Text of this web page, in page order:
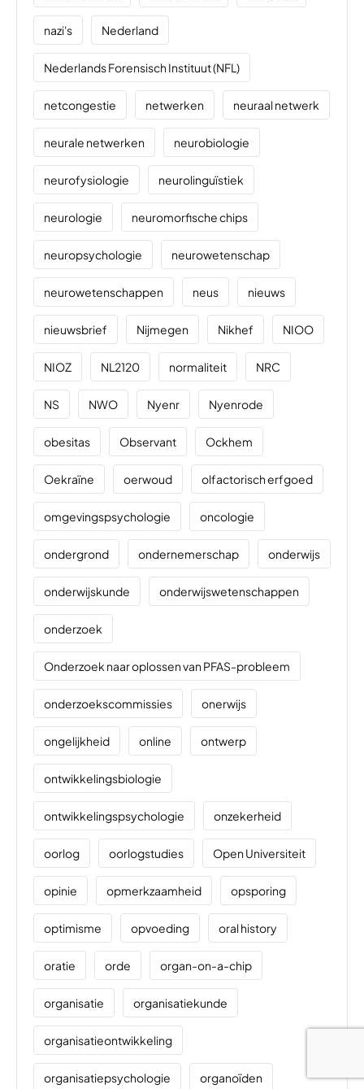
nazi's Nederland
Nederlands Forensisch Instituut (NFL)
netcongestie netwerken neuraal netwerk
neurale netwerken neurobiologie
neurofysiologie neurolinguïstiek
neurologie neuromorfische chips
neuropsychologie neurowetenschap
neurowetenschappen neus nieuws
nieuwsbrief Nijmegen Nikhef NIOO
NIOZ NL2120 normaliteit NRC
NS NWO Nyenr Nyenrode
obesitas Observant Ockhem
Oekraïne oerwoud olfactorisch erfgoed
omgevingspsychologie oncologie
ondergrond ondernemerschap onderwijs
onderwijskunde onderwijswetenschappen
onderzoek
Onderzoek naar oplossen van PFAS-probleem
onderzoekscommissies onerwijs
ongelijkheid online ontwerp
ontwikkelingsbiologie
ontwikkelingspsychologie onzekerheid
oorlog oorlogstudies Open Universiteit
opinie opmerkzaamheid opsporing
optimisme opvoeding oral history
oratie orde organ-on-a-chip
organisatie organisatiekunde
organisatieontwikkeling
organisatiepsychologie organoïden